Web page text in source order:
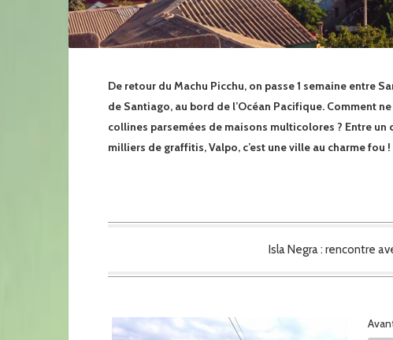
De retour du Machu Picchu, on passe 1 semaine entre
de Santiago, au bord de l’Océan Pacifique. Comment
collines parsemées de maisons multicolores ? Entre un
milliers de graffitis, Valpo, c’est une ville au charme fou !
Isla Negra : rencontre